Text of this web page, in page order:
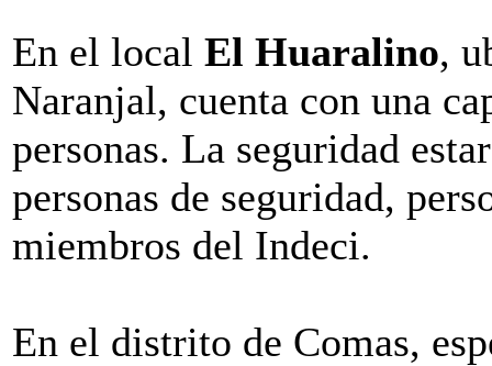
En el local El Huaralino,
Naranjal, cuenta con una
personas. La seguridad
personas de seguridad,
miembros del Indeci.
En el distrito de Comas,